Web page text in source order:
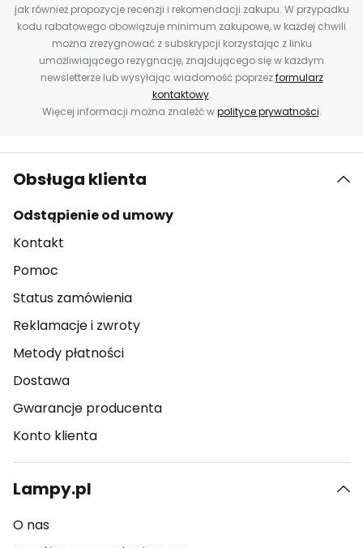
jak również propozycje recenzji i rekomendacji zakupu. W przypadku
kodu rabatowego obowiązuje minimum zakupowe, w każdej chwili
można zrezygnować z subskrypcji korzystając z linku
umożliwiającego rezygnację, znajdującego się w każdym
newsletterze lub wysyłając wiadomość poprzezformularz
kontaktowy.
Więcej informacji można znaleźć wpolityce prywatności.
Obsługa klienta
Odstąpienie od umowy
Kontakt
Pomoc
Status zamówienia
Reklamacje i zwroty
Metody płatności
Dostawa
Gwarancje producenta
Konto klienta
Lampy.pl
O nas